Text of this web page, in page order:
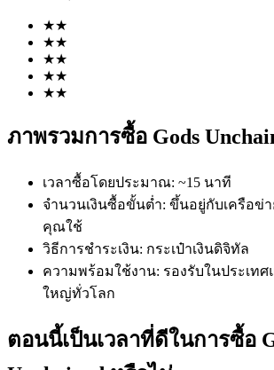
ฟิวเจอร์สสกุลเงินดิจิทัล
TradFi
อนุพันธ์ของหุ้น ฟอเร็กซ์ โลหะมีค่า แ
★★
★★
★★
★★
★★
ภาพรวมการซื้อ Gods
เวลาซื้อโดยประมาณ: ~15 นาที
จำนวนเงินซื้อขั้นต่ำ: ขึ้นอยู่กับเครือข่า
คุณใช้
วิธีการชำระเงิน: กระเป๋าเงินดิจิทัล
ความพร้อมใช้งาน: รองรับในประเท
ใหญ่ทั่วโลก
ตอนนี้เป็นเวลาที่ดีในการซื้อ